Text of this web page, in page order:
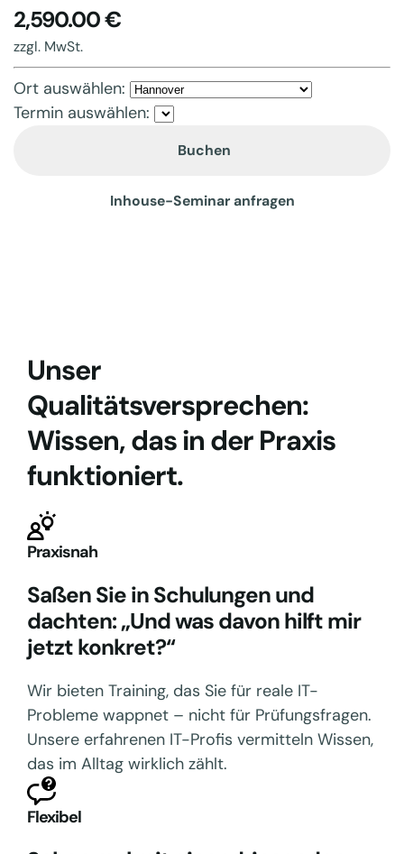
2,590.00 €
zzgl. MwSt.
Ort auswählen:
Termin auswählen:
Buchen
Inhouse-Seminar anfragen
Unser
Qualitätsversprechen:
Wissen, das in der Praxis
funktioniert.
Praxisnah
Saßen Sie in Schulungen und
dachten: „Und was davon hilft mir
jetzt konkret?“
Wir bieten Training, das Sie für reale IT-
Probleme wappnet – nicht für Prüfungsfragen.
Unsere erfahrenen IT-Profis vermitteln Wissen,
das im Alltag wirklich zählt.
Flexibel